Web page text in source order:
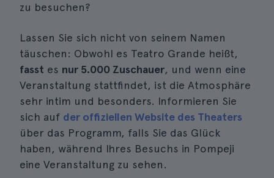
zu besuchen?
Lassen Sie sich nicht von seinem Namen
täuschen: Obwohl es Teatro Grande heißt,
fasst es nur 5.000 Zuschauer, und wenn eine
Veranstaltung stattfindet, ist die Atmosphäre
sehr intim und besonders. Informieren Sie
sich auf der offiziellen Website des Theaters
über das Programm, falls Sie das Glück
haben, während Ihres Besuchs in Pompeji
eine Veranstaltung zu sehen.